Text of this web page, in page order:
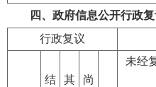
四、政府信息公开行政
行政复议
结
其
尚
未经